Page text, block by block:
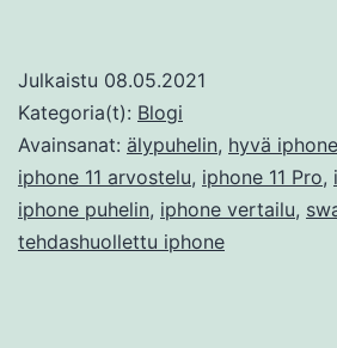
Julkaistu 08.05.2021
Kategoria(t): Blogi
Avainsanat: älypuhelin, hyvä iphone
iphone 11 arvostelu, iphone 11 Pro,
iphone puhelin, iphone vertailu,
tehdashuollettu iphone